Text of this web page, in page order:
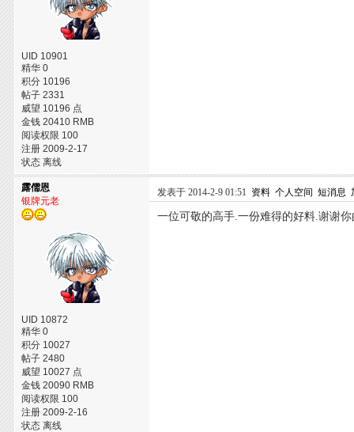
UID 10901
精华 0
积分 10196
帖子 2331
威望 10196 点
金钱 20410 RMB
阅读权限 100
注册 2009-2-17
状态 离线
露儒恩
银牌元老
UID 10872
精华 0
积分 10027
帖子 2480
威望 10027 点
金钱 20090 RMB
阅读权限 100
注册 2009-2-16
状态 离线
发表于 2014-2-9 01:51 资料 个人空间 短消息
一位可敬的高手.一份难得的好料.谢谢